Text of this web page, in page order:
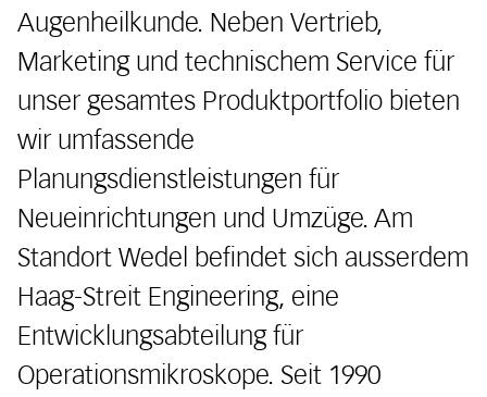
Augenheilkunde. Neben Vertrieb,
Marketing und technischem Service für
unser gesamtes Produktportfolio bieten
wir umfassende
Planungsdienstleistungen für
Neueinrichtungen und Umzüge. Am
Standort Wedel befindet sich ausserdem
Haag-Streit Engineering, eine
Entwicklungsabteilung für
Operationsmikroskope. Seit 1990